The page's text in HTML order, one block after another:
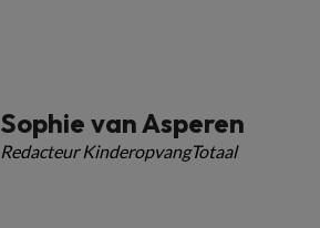
Sophie van Asperen
Redacteur KinderopvangTotaal